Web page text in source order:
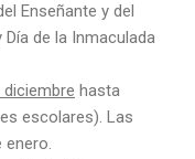
Enseñante y del
de la Inmaculada
diciembre hasta
escolares). Las
enero.